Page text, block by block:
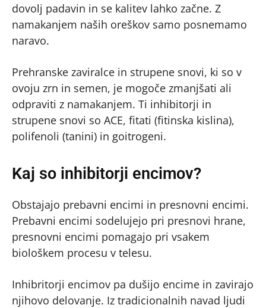
dovolj padavin in se kalitev lahko začne. Z
namakanjem naših oreškov samo posnemamo
naravo.
Prehranske zaviralce in strupene snovi, ki so v
ovoju zrn in semen, je mogoče zmanjšati ali
odpraviti z namakanjem. Ti inhibitorji in
strupene snovi so ACE, fitati (fitinska kislina),
polifenoli (tanini) in goitrogeni.
Kaj so inhibitorji encimov?
Obstajajo prebavni encimi in presnovni encimi.
Prebavni encimi sodelujejo pri presnovi hrane,
presnovni encimi pomagajo pri vsakem
biološkem procesu v telesu.
Inhibritorji encimov pa dušijo encime in zavirajo
njihovo delovanje. Iz tradicionalnih navad ljudi